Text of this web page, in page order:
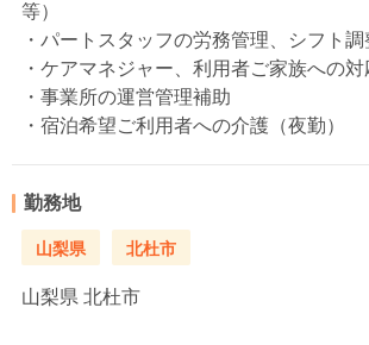
等）
・パートスタッフの労務管理、シフト
・ケアマネジャー、利用者ご家族への対
・事業所の運営管理補助
・宿泊希望ご利用者への介護（夜勤）
勤務地
山梨県 北杜市
山梨県 北杜市